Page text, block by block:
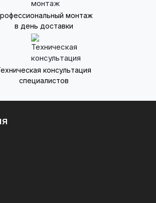
монтаж
в день доставки
консультация
специалистов